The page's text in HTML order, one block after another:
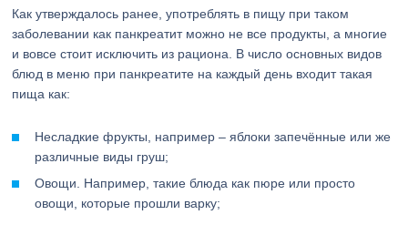
Как утверждалось ранее, употреблять в пищу при таком
заболевании как панкреатит можно не все продукты, а многие
и вовсе стоит исключить из рациона. В число основных видов
блюд в меню при панкреатите на каждый день входит такая
пища как:
Несладкие фрукты, например – яблоки запечённые или же
различные виды груш;
Овощи. Например, такие блюда как пюре или просто
овощи, которые прошли варку;